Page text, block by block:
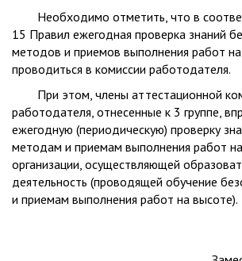
Необходимо отметить, что в
15 Правил ежегодная проверка знаний
методов и приемов выполнения работ
проводиться в комиссии работодателя.
При этом, члены аттестационной
работодателя, отнесенные к 3 группе,
ежегодную (периодическую) проверку
методам и приемам выполнения работ
организации, осуществляющей
деятельность (проводящей обучение
и приемам выполнения работ на высоте).